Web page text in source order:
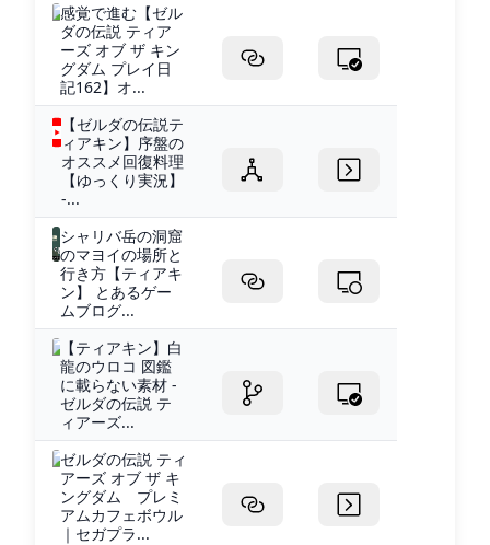
感覚で進む【ゼル
ダの伝説 ティア
ーズ オブ ザ キン
グダム プレイ日
記162】オ...
【ゼルダの伝説テ
ィアキン】序盤の
オススメ回復料理
【ゆっくり実況】
-...
シャリバ岳の洞窟
のマヨイの場所と
行き方【ティアキ
ン】 とあるゲー
ムブログ...
【ティアキン】白
龍のウロコ 図鑑
に載らない素材 -
ゼルダの伝説 テ
ィアーズ...
ゼルダの伝説 ティ
アーズ オブ ザ キ
ングダム プレミ
アムカフェボウル
｜セガプラ...